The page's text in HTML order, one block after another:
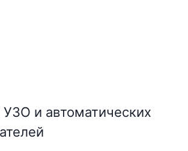
и автоматических